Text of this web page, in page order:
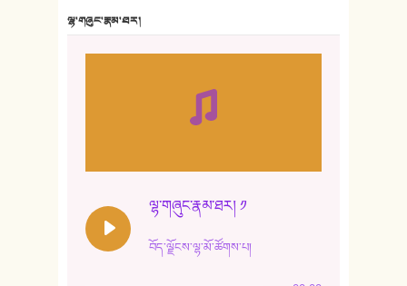
10. ཆང་གཞས། ༣
ལྷ་གཞུང་རྣམ་ཐར།
ལྷ་གཞུང་རྣམ་ཐར། ༡
བོད་ལྗོངས་ལྷ་མོ་ཚོགས་པ།